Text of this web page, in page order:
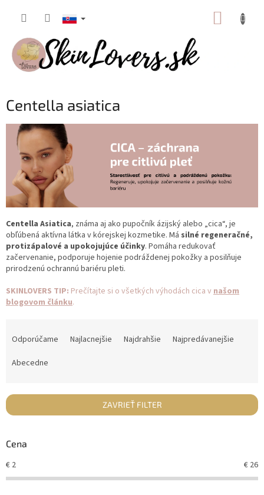
Centella asiatica
Centella Asiatica, známa aj ako pupočník ázijský alebo „cica“, je
obľúbená aktívna látka v kórejskej kozmetike. Má silné regeneračné,
protizápalové a upokojujúce účinky. Pomáha redukovať
začervenanie, podporuje hojenie podráždenej pokožky a posilňuje
prirodzenú ochrannú bariéru pleti.
SKINLOVERS TIP: Prečítajte si o všetkých výhodách cica v našom
blogovom článku.
e
p
o
u
k
Odporúčame Najlacnejšie Najdrahšie
Najpredávanejšie
Abecedne
ZAVRIEŤ FILTER
Cena
€ 2 € 26